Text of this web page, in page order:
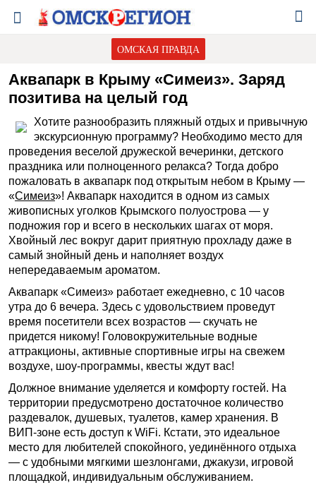
ОМСКАЯ ПРАВДА
Аквапарк в Крыму «Симеиз». Заряд
позитива на целый год
Хотите разнообразить пляжный отдых и привычную
экскурсионную программу? Необходимо место для
проведения веселой дружеской вечеринки, детского
праздника или полноценного релакса? Тогда добро
пожаловать в аквапарк под открытым небом в Крыму —
«Симеиз»! Аквапарк находится в одном из самых
живописных уголков Крымского полуострова — у
подножия гор и всего в нескольких шагах от моря.
Хвойный лес вокруг дарит приятную прохладу даже в
самый знойный день и наполняет воздух
непередаваемым ароматом.
Аквапарк «Симеиз» работает ежедневно, с 10 часов
утра до 6 вечера. Здесь с удовольствием проведут
время посетители всех возрастов — скучать не
придется никому! Головокружительные водные
аттракционы, активные спортивные игры на свежем
воздухе, шоу-программы, квесты ждут вас!
Должное внимание уделяется и комфорту гостей. На
территории предусмотрено достаточное количество
раздевалок, душевых, туалетов, камер хранения. В
ВИП-зоне есть доступ к WiFi. Кстати, это идеальное
место для любителей спокойного, уединённого отдыха
— с удобными мягкими шезлонгами, джакузи, игровой
площадкой, индивидуальным обслуживанием.